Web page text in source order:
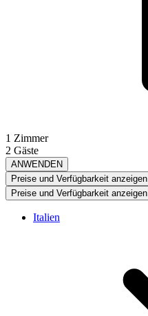
1 Zimmer
2 Gäste
ANWENDEN
Preise und Verfügbarkeit anzeigen
Preise und Verfügbarkeit anzeigen
Italien